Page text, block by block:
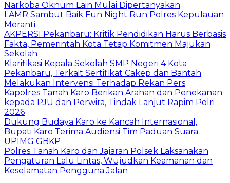
Narkoba Oknum Lain Mulai Dipertanyakan
LAMR Sambut Baik Fun Night Run Polres Kepulauan
Meranti
AKPERSI Pekanbaru: Kritik Pendidikan Harus Berbasis
Fakta, Pemerintah Kota Tetap Komitmen Majukan
Sekolah
Klarifikasi Kepala Sekolah SMP Negeri 4 Kota
Pekanbaru, Terkait Sertifikat Cakep dan Bantah
Melakukan Intervensi Terhadap Rekan Pers
Kapolres Tanah Karo Berikan Arahan dan Penekanan
kepada PJU dan Perwira, Tindak Lanjut Rapim Polri
2026
Dukung Budaya Karo ke Kancah Internasional,
Bupati Karo Terima Audiensi Tim Paduan Suara
UPIMG GBKP
Polres Tanah Karo dan Jajaran Polsek Laksanakan
Pengaturan Lalu Lintas, Wujudkan Keamanan dan
Keselamatan Pengguna Jalan